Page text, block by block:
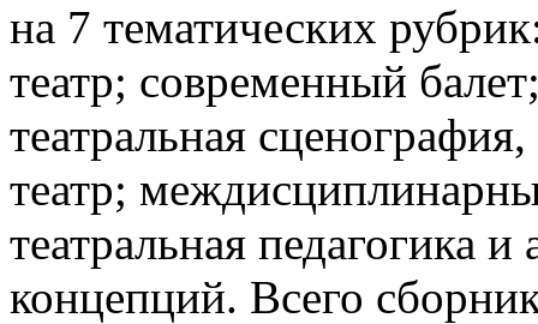
на 7 тематических
театр; современный
театральная
театр;
театральная педагогика
концепций. Всего